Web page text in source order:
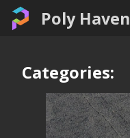
Poly Haven
Categories: